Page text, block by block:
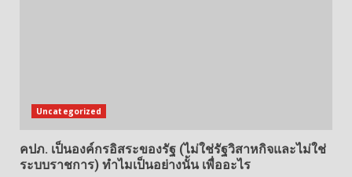
Uncategorized
คปภ. เป็นองค์กรอิสระของรัฐ (ไม่ใช่รัฐวิสาหกิจและไม่ใช่
ระบบราชการ) ทำไมเป็นอย่างนั้น เพื่ออะไร